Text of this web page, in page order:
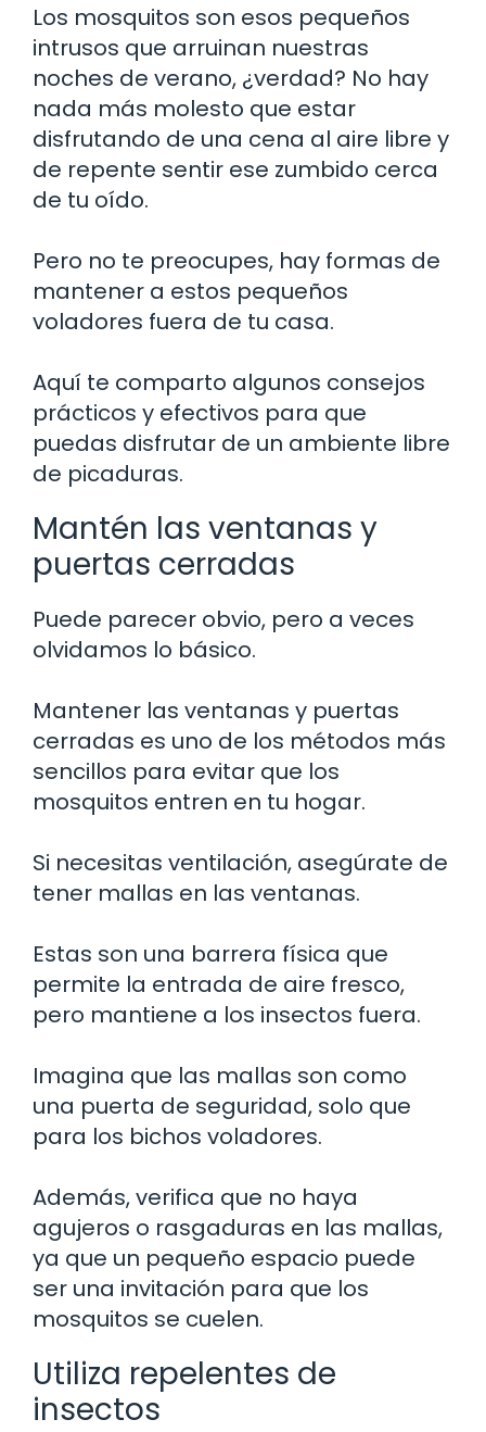
Los mosquitos son esos pequeños
intrusos que arruinan nuestras
noches de verano, ¿verdad? No hay
nada más molesto que estar
disfrutando de una cena al aire libre y
de repente sentir ese zumbido cerca
de tu oído.
Pero no te preocupes, hay formas de
mantener a estos pequeños
voladores fuera de tu casa.
Aquí te comparto algunos consejos
prácticos y efectivos para que
puedas disfrutar de un ambiente libre
de picaduras.
Mantén las ventanas y
puertas cerradas
Puede parecer obvio, pero a veces
olvidamos lo básico.
Mantener las ventanas y puertas
cerradas es uno de los métodos más
sencillos para evitar que los
mosquitos entren en tu hogar.
Si necesitas ventilación, asegúrate de
tener mallas en las ventanas.
Estas son una barrera física que
permite la entrada de aire fresco,
pero mantiene a los insectos fuera.
Imagina que las mallas son como
una puerta de seguridad, solo que
para los bichos voladores.
Además, verifica que no haya
agujeros o rasgaduras en las mallas,
ya que un pequeño espacio puede
ser una invitación para que los
mosquitos se cuelen.
Utiliza repelentes de
insectos